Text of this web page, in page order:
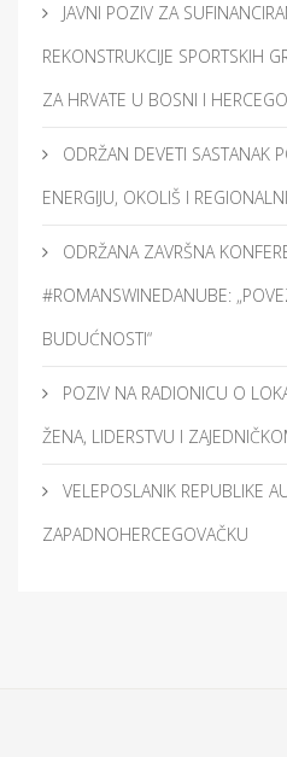
JAVNI POZIV ZA
REKONSTRUKCIJE SPORTSKIH
ZA HRVATE U BOSNI I
ODRŽAN DEVETI SASTANAK
ENERGIJU, OKOLIŠ I
ODRŽANA ZAVRŠNA
#ROMANSWINEDANUBE:
BUDUĆNOSTI“
POZIV NA RADIONICU O
ŽENA, LIDERSTVU I
VELEPOSLANIK REPUBLIKE
ZAPADNOHERCEGOVAČKU